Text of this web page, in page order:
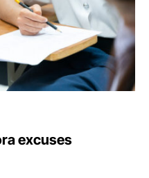
excuses